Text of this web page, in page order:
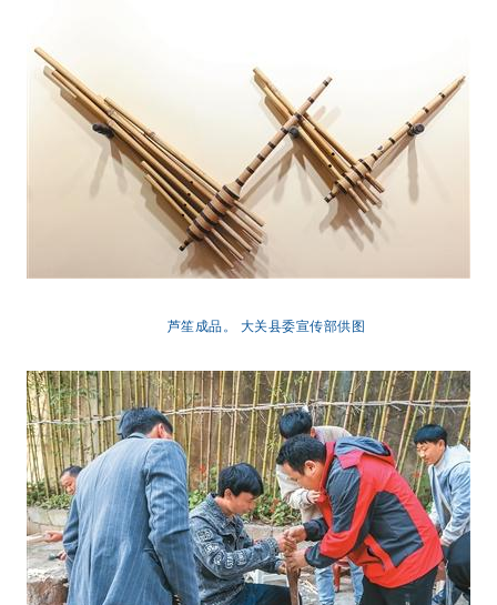
芦笙成品。 大关县委宣传部供图